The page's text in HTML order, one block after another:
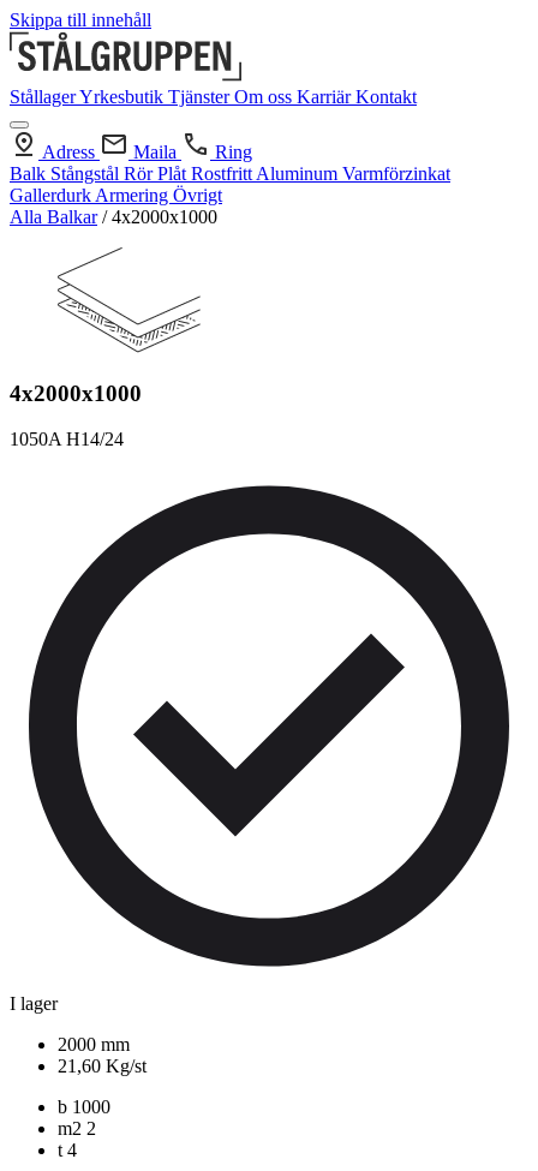
Skippa till innehåll
StållagerYrkesbutik TjänsterOm oss KarriärKontakt
Adress Maila
Ring
Balk Stångstål RörPlåt Rostfritt Aluminum Varmförzinkat
Gallerdurk Armering Övrigt
Alla Balkar / 4x2000x1000
4x2000x1000
1050A H14/24
I lager
2000 mm
21,60 Kg/st
b 1000
m2 2
t 4